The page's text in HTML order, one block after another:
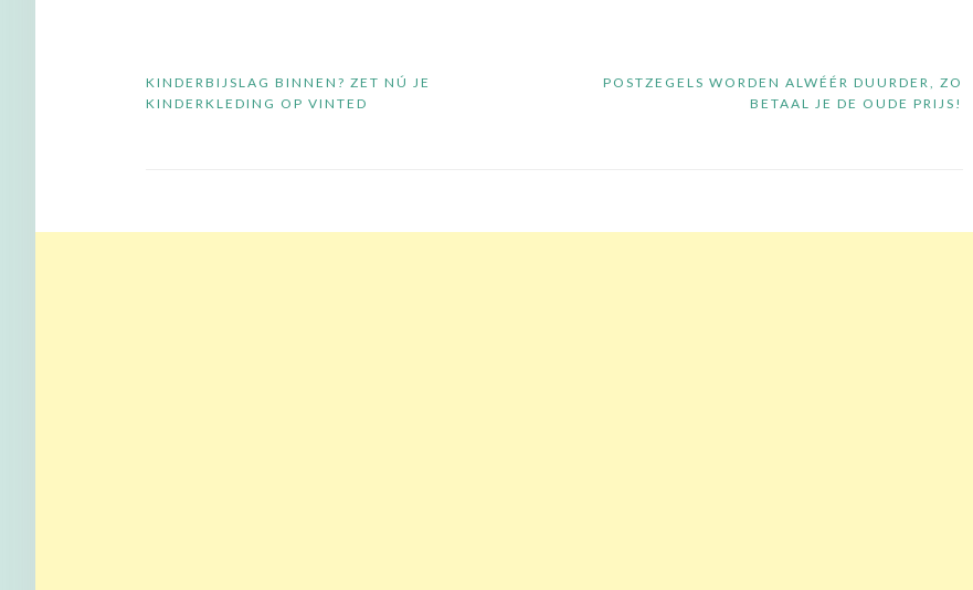
navigatie
POSTZEGELS WORDEN ALWÉÉR DUURDER, ZO
BETAAL JE DE OUDE PRIJS!
KINDERBIJSLAG BINNEN? ZET NÚ JE
KINDERKLEDING OP VINTED